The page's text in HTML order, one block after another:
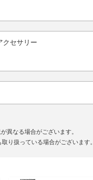
クセサリー
異なる場合がございます。
り扱っている場合がございます。